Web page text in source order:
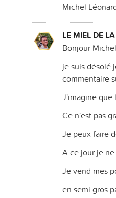
Michel
LE MIEL DE
Bonjour
je suis désolé
commentaire
J'imagine que
Ce n'est pas
Je peux faire
A ce jour je
Je vend mes
en semi gros